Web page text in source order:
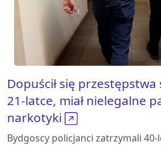
Dopuścił się
21-latce, miał nielegalne
narkotyki
Bydgoscy policjanci zatrzymali